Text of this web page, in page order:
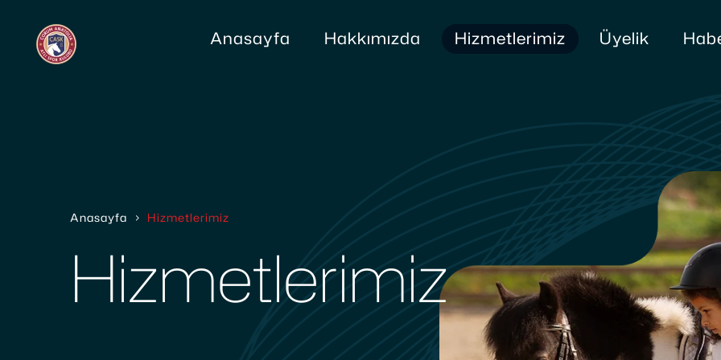
Anasayfa Hakkımızda Hizmetlerimiz Üyelik
Anasayfa Hizmetlerimiz
Hizmetlerimiz